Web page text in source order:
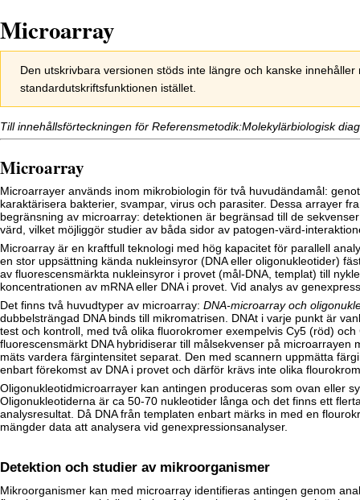
Microarray
navigering
Den utskrivbara versionen stöds inte längre och kanske
standardutskriftsfunktionen istället.
Till innehållsförteckningen för Referensmetodik:Molekylärbiologisk
Microarray
Microarrayer används inom mikrobiologin för två huvudändamål:
karaktärisera bakterier, svampar, virus och parasiter. Dessa arrayer
begränsning av microarray: detektionen är begränsad till de
värd, vilket möjliggör studier av båda sidor av patogen-värd-
Microarray är en kraftfull teknologi med hög kapacitet för parallell
en stor uppsättning kända nukleinsyror (DNA eller oligonukleotider)
av fluorescensmärkta nukleinsyror i provet (mål-DNA, templat) till
koncentrationen av mRNA eller DNA i provet. Vid analys av
Det finns två huvudtyper av microarray: DNA-microarray och
dubbelsträngad DNA binds till mikromatrisen. DNAt i varje punkt är
test och kontroll, med två olika fluorokromer exempelvis Cy5 (röd)
fluorescensmärkt DNA hybridiserar till målsekvenser på
mäts vardera färgintensitet separat. Den med scannern uppmätta
enbart förekomst av DNA i provet och därför krävs inte olika
Oligonukleotidmicroarrayer kan antingen produceras som ovan eller
Oligonukleotiderna är ca 50-70 nukleotider långa och det finns ett
analysresultat. Då DNA från templaten enbart märks in med en
mängder data att analysera vid genexpressionsanalyser.
Detektion och studier av mikroorganismer
Mikroorganismer kan med microarray identifieras antingen genom